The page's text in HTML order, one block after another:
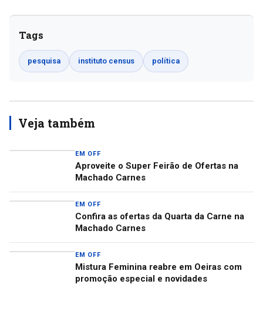
Tags
pesquisa instituto census política
Veja também
EM OFF
Aproveite o Super Feirão de Ofertas na
Machado Carnes
EM OFF
Confira as ofertas da Quarta da Carne na
Machado Carnes
EM OFF
Mistura Feminina reabre em Oeiras com
promoção especial e novidades